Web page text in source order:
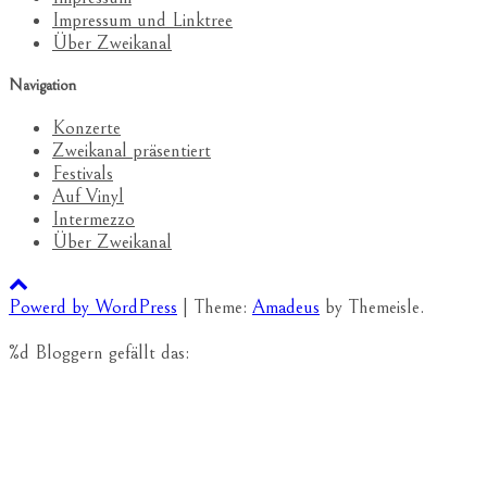
Impressum und Linktree
Über Zweikanal
Navigation
Konzerte
Zweikanal präsentiert
Festivals
Auf Vinyl
Intermezzo
Über Zweikanal
Powerd by WordPress Theme: Amadeus by Themeisle.
%d Bloggern gefällt das: